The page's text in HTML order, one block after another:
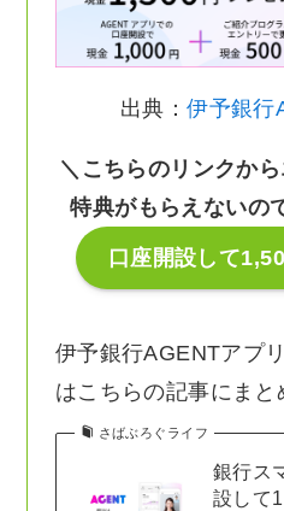
出典：伊予銀行
＼こちらのリンクか
特典がもらえないの
口座開設して
伊予銀行AGENTアプ
はこちらの記事にまと
さばぶろぐライフ
銀行ス
設して